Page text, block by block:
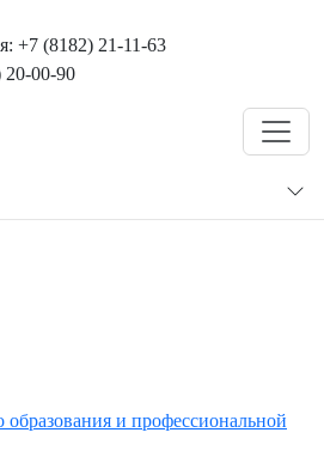
+7 (8182) 21-11-63
00-90
образования и профессиональной